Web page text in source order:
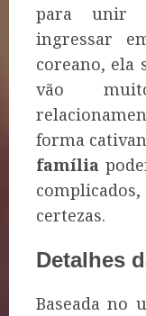
para unir
ingressar
coreano, ela
vão
forma
família
certezas.
Detalhes
Baseada no